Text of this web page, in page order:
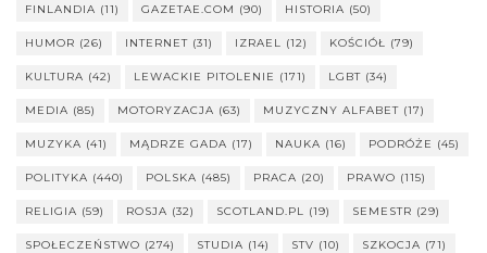
FINLANDIA (11) GAZETAE.COM (90) HISTORIA (50)
HUMOR (26) INTERNET (31) IZRAEL (12) KOŚCIÓŁ (79)
KULTURA (42) LEWACKIE PITOLENIE (171) LGBT (34)
MEDIA (85) MOTORYZACJA (63) MUZYCZNY ALFABET (17)
MUZYKA (41) MĄDRZE GADA (17) NAUKA (16) PODRÓŻE (45)
POLITYKA (440) POLSKA (485) PRACA (20) PRAWO (115)
RELIGIA (59) ROSJA (32) SCOTLAND.PL (19) SEMESTR (29)
SPOŁECZEŃSTWO (274) STUDIA (14) STV (10) SZKOCJA (71)